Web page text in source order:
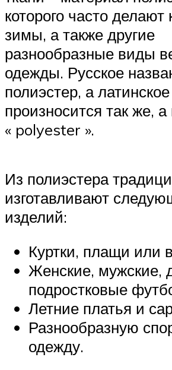
которого часто делают
зимы, а также другие
разнообразные виды
одежды. Русское
полиэстер, а
произносится так же,
« polyester ».
Из полиэстера
изготавливают
изделий:
Куртки, плащи или
Женские, мужские,
подростковые
Летние платья и
Разнообразную
одежду.